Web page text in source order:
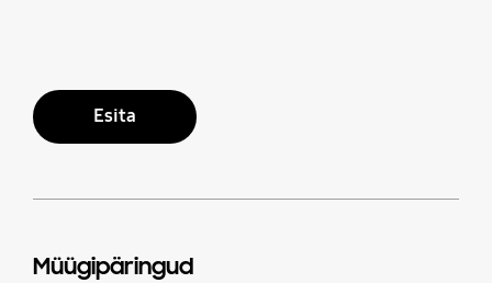
Esita
Müügipäringud